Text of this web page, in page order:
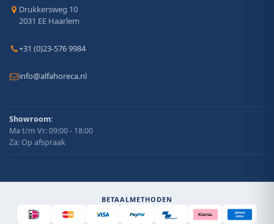
Drukkersweg 10
2031 EE Haarlem
+31 (0)23-576 9984
info@alfahoreca.nl
Showroom:
Ma t/m Vr: 09:00 - 18:00
Za: Op afspraak
BETAALMETHODEN
Bancontact
Klarna.
AMERICAN
EXPRESS